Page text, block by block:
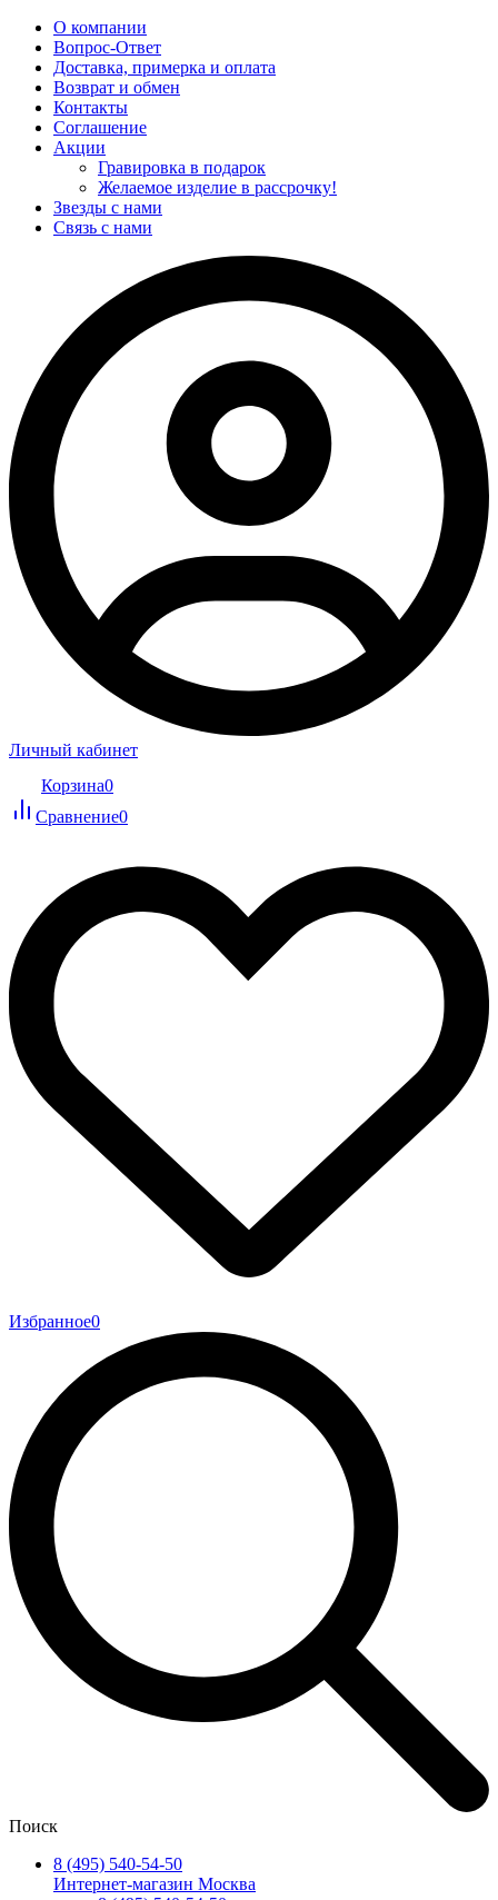
О компании
Вопрос-Ответ
Доставка, примерка и оплата
Возврат и обмен
Контакты
Соглашение
Акции
Гравировка в подарок
Желаемое изделие в рассрочку!
Звезды с нами
Связь с нами
Личный кабинет
Корзина0
Сравнение0
Избранное0
Поиск
8 (495) 540-54-50
Интернет-магазин Москва